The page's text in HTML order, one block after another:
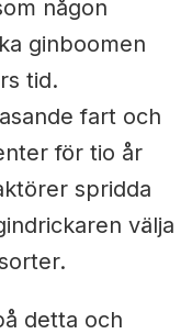
någon
ginboomen
tid.
fart och
för tio år
spridda
välja
detta och